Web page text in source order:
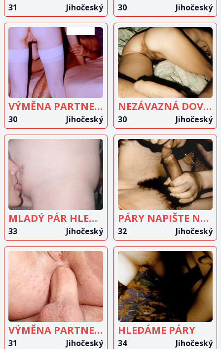
31 Jihočeský 30 Jihočeský
ZOBRAZIT
INZERÁT
VÝMĚNA PARTNERŮ
30 Jihočeský
ZOBRAZIT
INZERÁT
NEZÁVAZNÁ DOVÁDĚNÍ U NÁS V BYTEČKU
30 Jihočeský
INZERÁT
MLADÝ PÁR HLEDÁ JI 18-30 LET
33 Jihočeský
ZOBRAZIT
INZERÁT
PÁRY NAPIŠTE NÁM!
32 Jihočeský
ZOBRAZIT
INZERÁT
VÝMĚNA PARTNERŮ
31 Jihočeský
ZOBRAZIT
INZERÁT
HLEDÁME PÁRY
34 Jihočeský